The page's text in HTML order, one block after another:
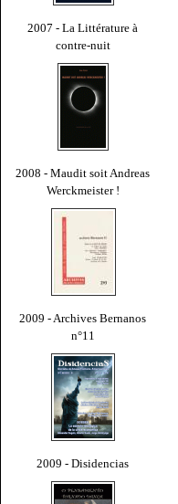
2007 - La Littérature à
contre-nuit
2008 - Maudit soit Andreas
Werckmeister !
2009 - Archives Bernanos
n°11
2009 - Disidencias